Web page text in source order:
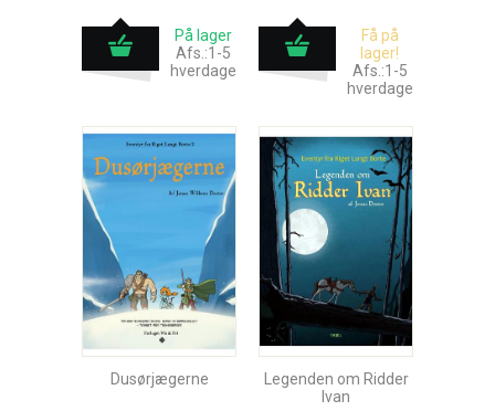
På lager
Afs.:1-5
hverdage
Få på
lager!
Afs.:1-5
hverdage
Dusørjægerne
Legenden om Ridder
Ivan